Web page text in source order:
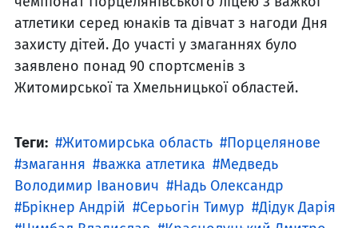
атлетики серед юнаків та дівчат з нагоди Дня
захисту дітей. До участі у змаганнях було
заявлено понад 90 спортсменів з
Житомирської та Хмельницької областей.
Теги: Житомирська область
Порцелянове
змагання
важка атлетика
Медведь
Володимир Іванович
Надь Олександр
Брікнер Андрій
Серьогін Тимур
Дідук Дарія